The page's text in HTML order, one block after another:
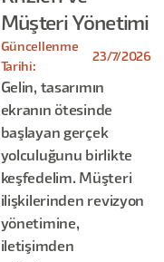
Müşteri Yönetimi
Güncellenme
Tarihi:
23/7/2026
Gelin, tasarımın
ekranın ötesinde
başlayan gerçek
yolculuğunu birlikte
keşfedelim. Müşteri
ilişkilerinden revizyon
yönetimine,
iletişimden